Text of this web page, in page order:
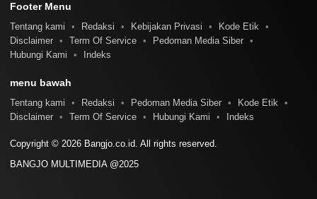
Footer Menu
Tentang kami Redaksi Kebijakan Privasi
Kode Etik
Disclaimer
Term Of Service
Pedoman Media Siber
Hubungi Kami
Indeks
menu bawah
Tentang kami Redaksi Pedoman Media Siber
Kode Etik
Disclaimer
Term Of Service Hubungi Kami Indeks
Copyright © 2026 Bangjo.co.id. All rights reserved.
BANGJO MULTIMEDIA @2025